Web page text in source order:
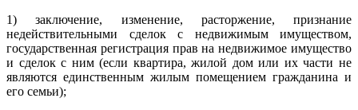
1) заключение, изменение, расторжение, признание
недействительными сделок с недвижимым имуществом,
государственная регистрация прав на недвижимое имущество
и сделок с ним (если квартира, жилой дом или их части не
являются единственным жилым помещением гражданина и
его семьи);